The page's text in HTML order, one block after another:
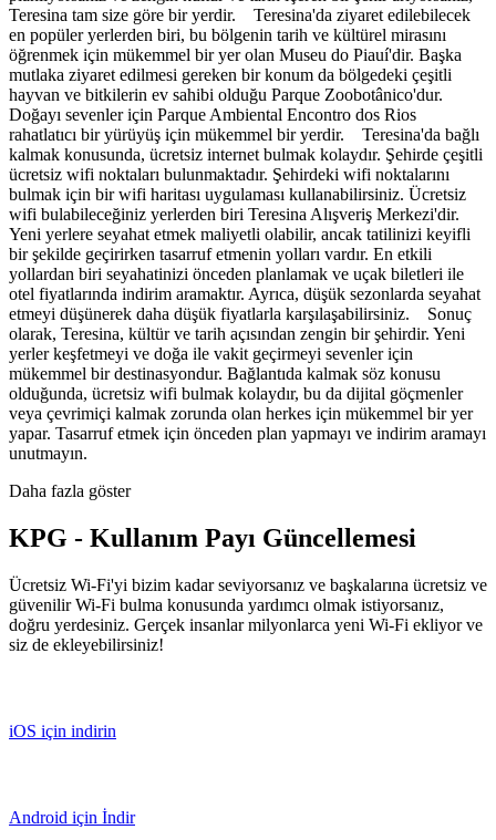
Teresina tam size göre bir yerdir. Teresina'da ziyaret edilebilecek
en popüler yerlerden biri, bu bölgenin tarih ve kültürel mirasını
öğrenmek için mükemmel bir yer olan Museu do Piauí'dir. Başka
mutlaka ziyaret edilmesi gereken bir konum da bölgedeki çeşitli
hayvan ve bitkilerin ev sahibi olduğu Parque Zoobotânico'dur.
Doğayı sevenler için Parque Ambiental Encontro dos Rios
rahatlatıcı bir yürüyüş için mükemmel bir yerdir. Teresina'da bağlı
kalmak konusunda, ücretsiz internet bulmak kolaydır. Şehirde çeşitli
ücretsiz wifi noktaları bulunmaktadır. Şehirdeki wifi noktalarını
bulmak için bir wifi haritası uygulaması kullanabilirsiniz. Ücretsiz
wifi bulabileceğiniz yerlerden biri Teresina Alışveriş Merkezi'dir.
Yeni yerlere seyahat etmek maliyetli olabilir, ancak tatilinizi keyifli
bir şekilde geçirirken tasarruf etmenin yolları vardır. En etkili
yollardan biri seyahatinizi önceden planlamak ve uçak biletleri ile
otel fiyatlarında indirim aramaktır. Ayrıca, düşük sezonlarda seyahat
etmeyi düşünerek daha düşük fiyatlarla karşılaşabilirsiniz. Sonuç
olarak, Teresina, kültür ve tarih açısından zengin bir şehirdir. Yeni
yerler keşfetmeyi ve doğa ile vakit geçirmeyi sevenler için
mükemmel bir destinasyondur. Bağlantıda kalmak söz konusu
olduğunda, ücretsiz wifi bulmak kolaydır, bu da dijital göçmenler
veya çevrimiçi kalmak zorunda olan herkes için mükemmel bir yer
yapar. Tasarruf etmek için önceden plan yapmayı ve indirim aramayı
unutmayın.
Daha fazla göster
KPG - Kullanım Payı Güncellemesi
Ücretsiz Wi-Fi'yi bizim kadar seviyorsanız ve başkalarına ücretsiz ve
güvenilir Wi-Fi bulma konusunda yardımcı olmak istiyorsanız,
doğru yerdesiniz. Gerçek insanlar milyonlarca yeni Wi-Fi ekliyor ve
siz de ekleyebilirsiniz!
iOS için indirin
Android için İndir